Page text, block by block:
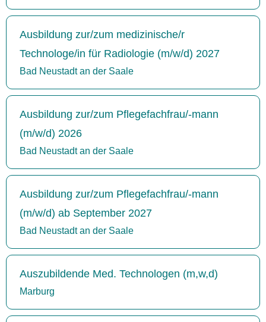
Ausbildung zur/zum medizinische/r
Technologe/in für Radiologie (m/w/d) 2027
Bad Neustadt an der Saale
Ausbildung zur/zum Pflegefachfrau/-mann
(m/w/d) 2026
Bad Neustadt an der Saale
Ausbildung zur/zum Pflegefachfrau/-mann
(m/w/d) ab September 2027
Bad Neustadt an der Saale
Auszubildende Med. Technologen (m,w,d)
Marburg